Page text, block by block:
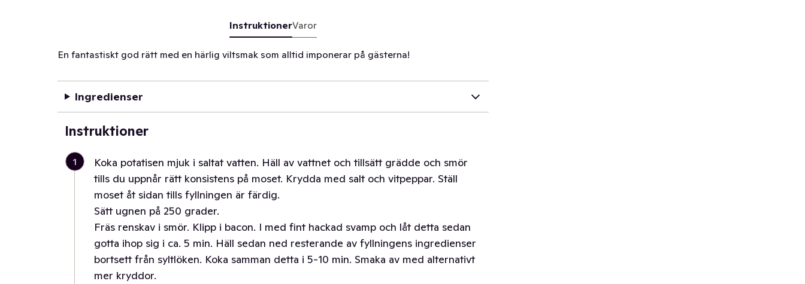
InstruktionerVaror
En fantastiskt god rätt med en härlig viltsmak som alltid imponerar på gästerna!
Ingredienser
Instruktioner
1
Koka potatisen mjuk i saltat vatten. Häll av vattnet och tillsätt grädde och smör
tills du uppnår rätt konsistens på moset. Krydda med salt och vitpeppar. Ställ
moset åt sidan tills fyllningen är färdig.
Sätt ugnen på 250 grader.
Fräs renskav i smör. Klipp i bacon. I med fint hackad svamp och låt detta sedan
gotta ihop sig i ca. 5 min. Häll sedan ned resterande av fyllningens ingredienser
bortsett från syltlöken. Koka samman detta i 5-10 min. Smaka av med alternativt
mer kryddor.